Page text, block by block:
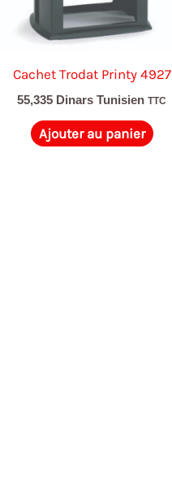
Cachet Trodat Printy 4927
55,335 Dinars Tunisien TTC
Ajouter au panier